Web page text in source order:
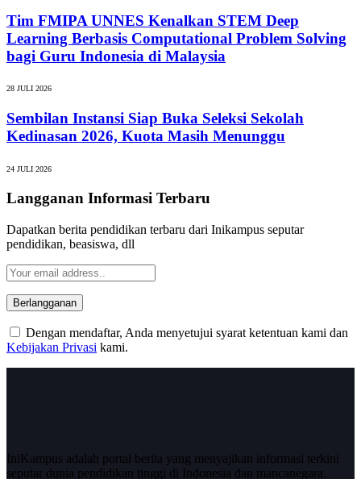
Tim FMIPA UNNES Kenalkan STEM Deep
Learning Berbasis Computational Problem Solving
bagi Guru Indonesia di Malaysia
28 JULI 2026
Sembilan Instansi Siap Buka Seleksi Sekolah
Kedinasan 2026, Kuota Masih Menunggu
24 JULI 2026
Langganan Informasi Terbaru
Dapatkan berita pendidikan terbaru dari Inikampus seputar
pendidikan, beasiswa, dll
Dengan mendaftar, Anda menyetujui syarat ketentuan kami dan
Kebijakan Privasi kami.
IniKampus adalah portal berita yang menyajikan informasi terkini
seputar dunia pendidikan tinggi di Indonesia dan mancanegara.